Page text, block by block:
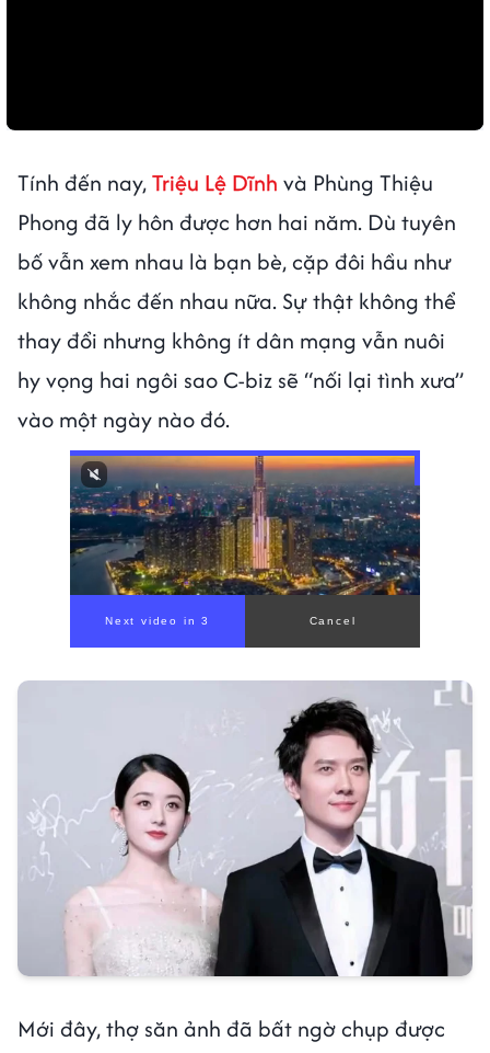
Tính đến nay,Triệu Lệ Dĩnh và Phùng Thiệu
Phong đã ly hôn được hơn hai năm. Dù tuyên
bố vẫn xem nhau là bạn bè, cặp đôi hầu như
không nhắc đến nhau nữa. Sự thật không thể
thay đổi nhưng không ít dân mạng vẫn nuôi
hy vọng hai ngôi sao C-biz sẽ “nối lại tình xưa”
vào một ngày nào đó.
Mới đây, thợ săn ảnh đã bất ngờ chụp được